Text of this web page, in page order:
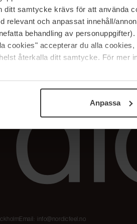
ditt samtycke krävs för att använda
relevant och anpassat innehåll/
behandling av
cookies" accepterar du alla
återkalla ditt samtycke. För mer
Anpassa
The Beauty Edit
Jobb hos oss
Samarbeidspartner
Email: info@nordicfeel.no